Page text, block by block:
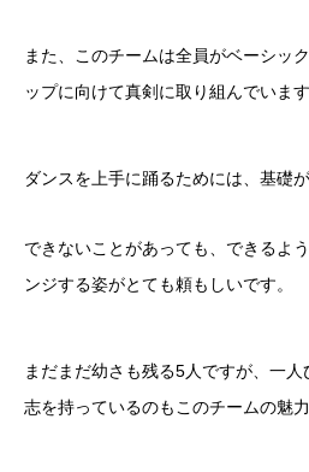
また、このチームは全員がベーシッ
ップに向けて真剣に取り組んでいます
ダンスを上手に踊るためには、基礎
できないことがあっても、できるよ
ンジする姿がとても頼もしいです。
まだまだ幼さも残る5人ですが、一
志を持っているのもこのチームの魅力